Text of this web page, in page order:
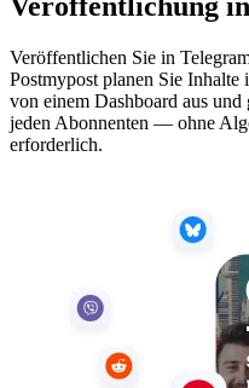
Veröffentlichen Sie in
Postmypost planen Sie
von einem Dashboard aus
jeden Abonnenten — ohne
erforderlich.